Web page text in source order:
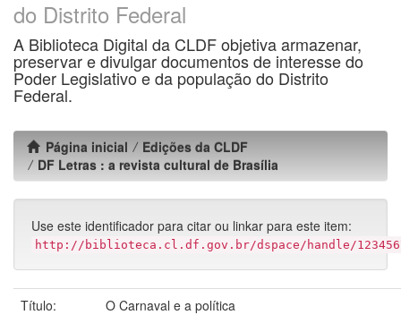
do Distrito Federal
A Biblioteca Digital da CLDF objetiva armazenar,
preservar e divulgar documentos de interesse do
Poder Legislativo e da população do Distrito
Federal.
Página inicial
Edições da CLDF
DF Letras : a revista cultural de Brasília
Use este identificador para citar ou linkar para este item:
http://biblioteca.cl.df.gov.br/dspace/handle/
Título:
O Carnaval e a política